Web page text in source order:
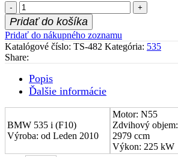
množstvo
Stred
turboduchadla
(CHRA)
BMW
535
(F10)
11657583908
Pridať do košíka
Pridať do nákupného zoznamu
Katalógové číslo: TS-482 Kategória: 535
Share:
Popis
Ďalšie informácie
BMW 535 i (F10)
Výroba: od Leden 2010
Motor: N55
Zdvihový objem:
2979 ccm
Výkon: 225 kW